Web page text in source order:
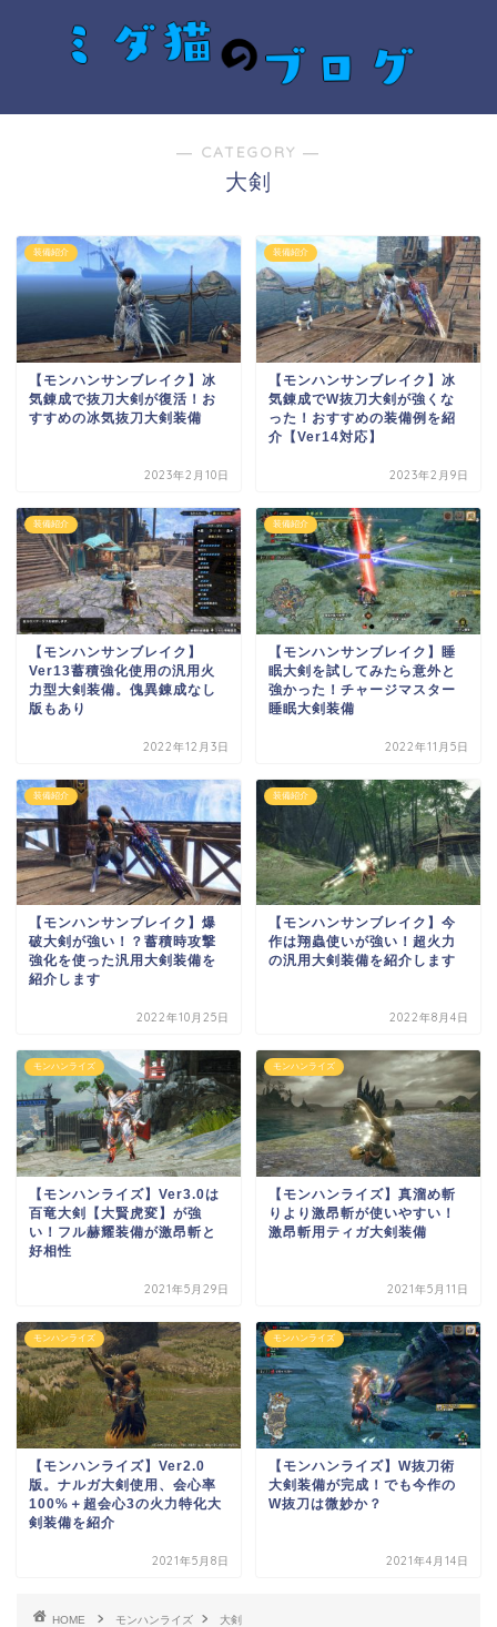
― CATEGORY ―
大剣
装備紹介
【モンハンサンブレイク】冰
気錬成で抜刀大剣が復活！お
すすめの冰気抜刀大剣装備
2023年2月10日
装備紹介
【モンハンサンブレイク】冰
気錬成でW抜刀大剣が強くな
った！おすすめの装備例を紹
介【Ver14対応】
2023年2月9日
装備紹介
【モンハンサンブレイク】
Ver13蓄積強化使用の汎用火
力型大剣装備。傀異錬成なし
版もあり
2022年12月3日
装備紹介
【モンハンサンブレイク】睡
眠大剣を試してみたら意外と
強かった！チャージマスター
睡眠大剣装備
2022年11月5日
装備紹介
【モンハンサンブレイク】爆
破大剣が強い！？蓄積時攻撃
強化を使った汎用大剣装備を
紹介します
2022年10月25日
装備紹介
【モンハンサンブレイク】今
作は翔蟲使いが強い！超火力
の汎用大剣装備を紹介します
2022年8月4日
モンハンライズ
【モンハンライズ】Ver3.0は
百竜大剣【大賢虎変】が強
い！フル赫耀装備が激昂斬と
好相性
2021年5月29日
モンハンライズ
【モンハンライズ】真溜め斬
りより激昂斬が使いやすい！
激昂斬用ティガ大剣装備
2021年5月11日
モンハンライズ
【モンハンライズ】Ver2.0
版。ナルガ大剣使用、会心率
100%＋超会心3の火力特化大
剣装備を紹介
2021年5月8日
モンハンライズ
【モンハンライズ】W抜刀術
大剣装備が完成！でも今作の
W抜刀は微妙か？
2021年4月14日
HOME モンハンライズ 大剣